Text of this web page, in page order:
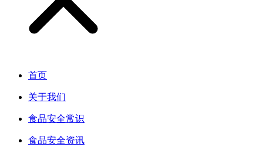
首页
关于我们
食品安全常识
食品安全资讯